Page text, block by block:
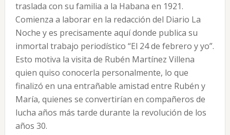
traslada con su familia a la Habana en 1921.
Comienza a laborar en la redacción del Diario La
Noche y es precisamente aquí donde publica su
inmortal trabajo periodístico “El 24 de febrero y yo”.
Esto motiva la visita de Rubén Martínez Villena
quien quiso conocerla personalmente, lo que
finalizó en una entrañable amistad entre Rubén y
María, quienes se convertirían en compañeros de
lucha años más tarde durante la revolución de los
años 30.